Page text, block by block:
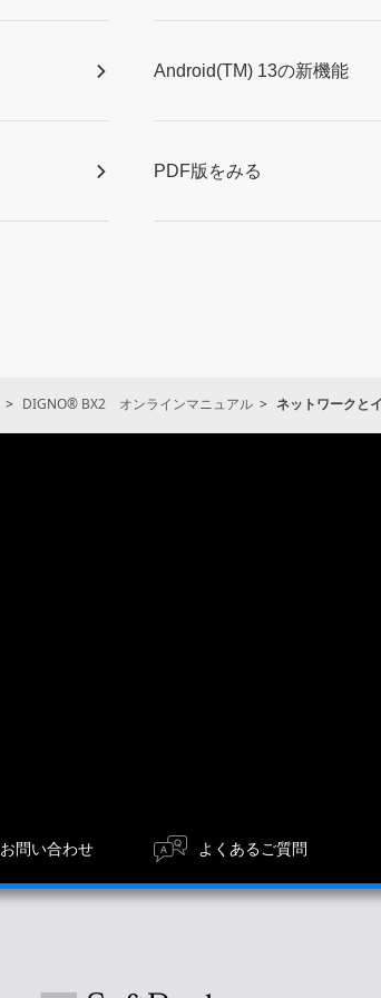
Android(TM) 13の新機能
PDF版をみる
DIGNO® BX2 オンラインマニュアル ネットワークと
お問い合わせ よくあるご質問